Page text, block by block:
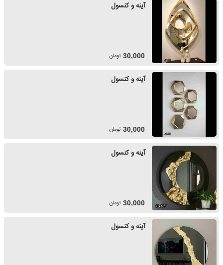
آینه و کنسول
30,000 تومان
آینه و کنسول
30,000 تومان
آینه و کنسول
30,000 تومان
آینه و کنسول